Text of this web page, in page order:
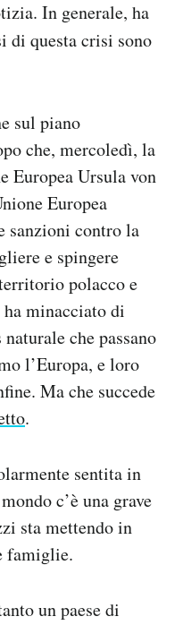
In generale, ha
di questa crisi sono
sul piano
che, mercoledì, la
Europea Ursula von
Europea
sanzioni contro la
e spingere
polacco e
minacciato di
che passano
l’Europa, e loro
Ma che succede
.
sentita in
c’è una grave
sta mettendo in
famiglie.
un paese di